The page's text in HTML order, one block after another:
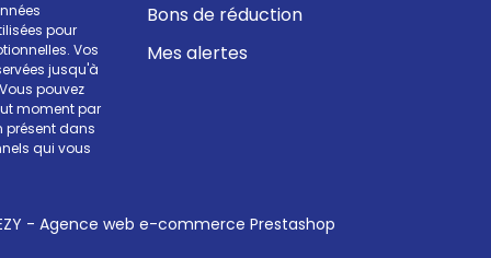
pour
Vos
jusqu'à
pouvez
moment par
présent dans
qui vous
Bons de réduction
Mes alertes
- Agence web e-commerce Prestashop